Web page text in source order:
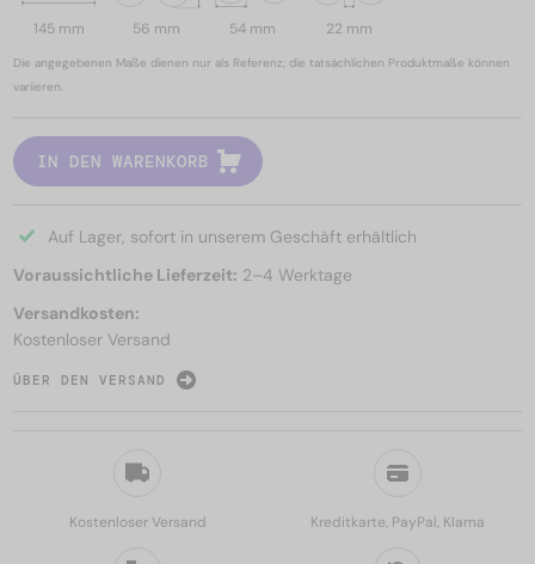
Kostenloser Versand Kreditkarte, PayPal, Klarna
145 mm 56 mm 54 mm 22 mm
Die angegebenen Maße dienen nur als Referenz; die tatsächlichen Produktmaße können
variieren.
IN DEN WARENKORB
Auf Lager, sofort in unserem Geschäft erhältlich
Voraussichtliche Lieferzeit: 2–4 Werktage
Versandkosten:
Kostenloser Versand
ÜBER DEN VERSAND